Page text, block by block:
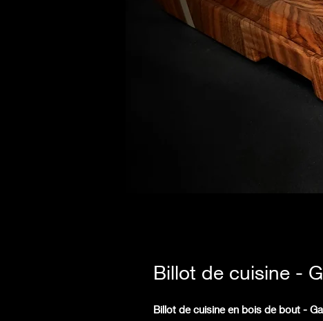
Billot de cuisine -
Billot de cuisine en bois de bout -